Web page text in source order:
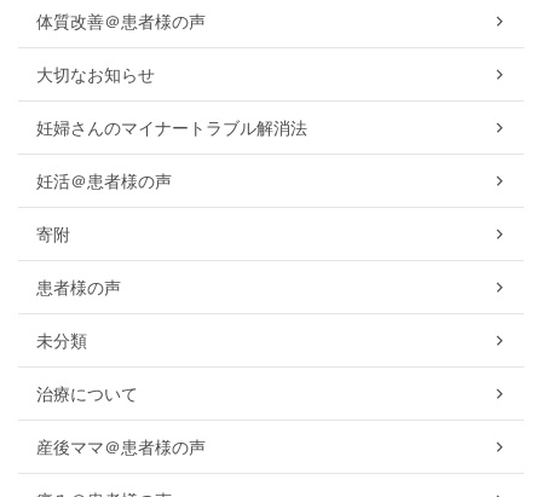
体質改善＠患者様の声
大切なお知らせ
妊婦さんのマイナートラブル解消法
妊活＠患者様の声
寄附
患者様の声
未分類
治療について
産後ママ＠患者様の声